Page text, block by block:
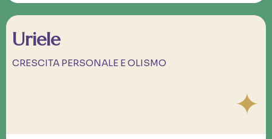
Uriele
CRESCITA PERSONALE E OLISMO
✦